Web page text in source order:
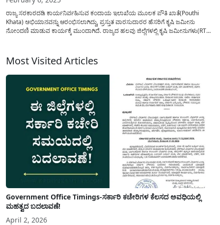
ರಾಜ್ಯ ಸರಕಾರದಡಿ ಕಾರ್ಯನಿರ್ವಹಿಸುವ ಕಂದಾಯ ಇಲಾಖೆಯ ಮೂಲಕ ಪೌತಿ ಖಾತೆ(Pouthi
Khata) ಅಭಿಯಾನವನ್ನು ಆರಂಭಿಸಲಾಗಿದ್ದು, ಪ್ರಸ್ತುತ ವಾರಸುದಾರರ ಹೆಸರಿಗೆ ಕೃಷಿ ಜಮೀನು
ನೋಂದಣಿ ಮಾಡುವ ಕಾರ್ಯಕ್ಕೆ ಮುಂದಾಗಿದೆ. ರಾಜ್ಯದ ಹಲವು ಜಿಲ್ಲೆಗಳಲ್ಲಿ ಕೃಷಿ ಜಮೀನುಗಳು(RTC)
Most Visited Articles
Government Office Timings-ಸರ್ಕಾರಿ ಕಚೇರಿಗಳ ಕೆಲಸದ ಅವಧಿಯಲ್ಲಿ
ಮಹತ್ವದ ಬದಲಾವಣೆ!
April 2, 2026